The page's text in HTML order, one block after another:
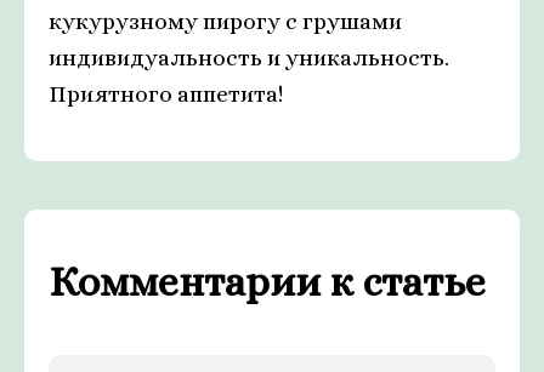
кукурузному пирогу с грушами
индивидуальность и уникальность.
Приятного аппетита!
Комментарии к статье